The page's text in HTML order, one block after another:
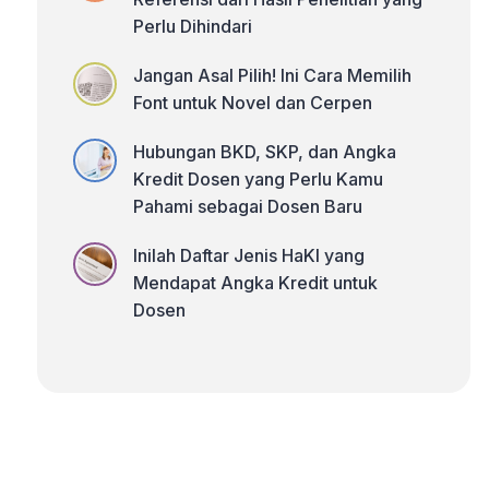
Perlu Dihindari
Jangan Asal Pilih! Ini Cara Memilih
Font untuk Novel dan Cerpen
Hubungan BKD, SKP, dan Angka
Kredit Dosen yang Perlu Kamu
Pahami sebagai Dosen Baru
Inilah Daftar Jenis HaKI yang
Mendapat Angka Kredit untuk
Dosen